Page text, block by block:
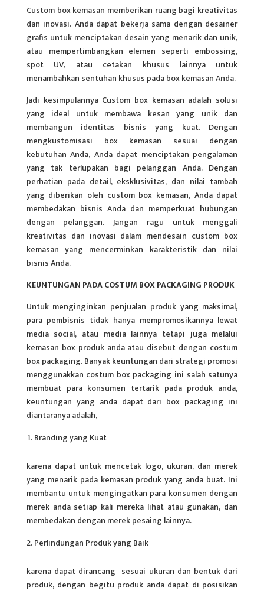
Custom box kemasan memberikan ruang bagi kreativitas
dan inovasi. Anda dapat bekerja sama dengan desainer
grafis untuk menciptakan desain yang menarik dan unik,
atau mempertimbangkan elemen seperti embossing,
spot UV, atau cetakan khusus lainnya untuk
menambahkan sentuhan khusus pada box kemasan Anda.
Jadi kesimpulannya Custom box kemasan adalah solusi
yang ideal untuk membawa kesan yang unik dan
membangun identitas bisnis yang kuat. Dengan
mengkustomisasi box kemasan sesuai dengan
kebutuhan Anda, Anda dapat menciptakan pengalaman
yang tak terlupakan bagi pelanggan Anda. Dengan
perhatian pada detail, eksklusivitas, dan nilai tambah
yang diberikan oleh custom box kemasan, Anda dapat
membedakan bisnis Anda dan memperkuat hubungan
dengan pelanggan. Jangan ragu untuk menggali
kreativitas dan inovasi dalam mendesain custom box
kemasan yang mencerminkan karakteristik dan nilai
bisnis Anda.
KEUNTUNGAN PADA COSTUM BOX PACKAGING PRODUK
Untuk menginginkan penjualan produk yang maksimal,
para pembisnis tidak hanya mempromosikannya lewat
media social, atau media lainnya tetapi juga melalui
kemasan box produk anda atau disebut dengan costum
box packaging. Banyak keuntungan dari strategi promosi
menggunakkan costum box packaging ini salah satunya
membuat para konsumen tertarik pada produk anda,
keuntungan yang anda dapat dari box packaging ini
diantaranya adalah,
Branding yang Kuat
karena dapat untuk mencetak logo, ukuran, dan merek
yang menarik pada kemasan produk yang anda buat. Ini
membantu untuk mengingatkan para konsumen dengan
merek anda setiap kali mereka lihat atau gunakan, dan
membedakan dengan merek pesaing lainnya.
Perlindungan Produk yang Baik
karena dapat dirancang sesuai ukuran dan bentuk dari
produk, dengan begitu produk anda dapat di posisikan